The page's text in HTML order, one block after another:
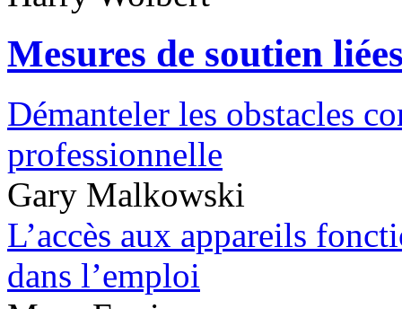
Mesures de soutien
Démanteler les obstacles
professionnelle
Gary Malkowski
L’accès aux appareils
dans l’emploi